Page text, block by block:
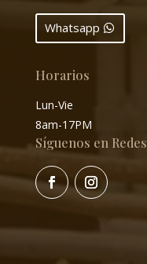
Whatsapp
Horarios
Lun-Vie
8am-17PM
Síguenos en Redes